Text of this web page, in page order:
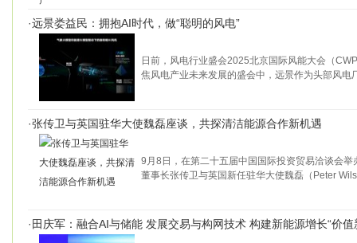
·远景娄益民：拥抱AI时代，做“聪明的风电”
日前，风电行业盛会2025北京国际风能大会（
焦风电产业未来发展的盛会中，远景作为头部风电
·张传卫与英国驻华大使魏磊座谈，共探清洁能源合作新机遇
9月8日，在第二十五届中国国际投资贸易洽谈会举
董事长张传卫与英国新任驻华大使魏磊（Peter
· 田庆军：融合AI与储能 发展交易与构网技术 构建新能源增长“价值